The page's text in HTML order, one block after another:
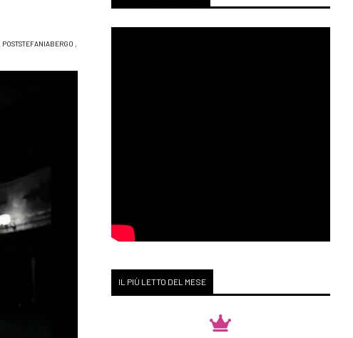
POSTSTEFANIABERGO ,
IL PIÙ LETTO DEL MESE